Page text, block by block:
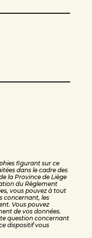
figurant sur ce
dans le cadre des
la Province de Liège
du Règlement
vous pouvez à tout
concernant, les
Vous pouvez
de vos données.
question concernant
dispositif vous